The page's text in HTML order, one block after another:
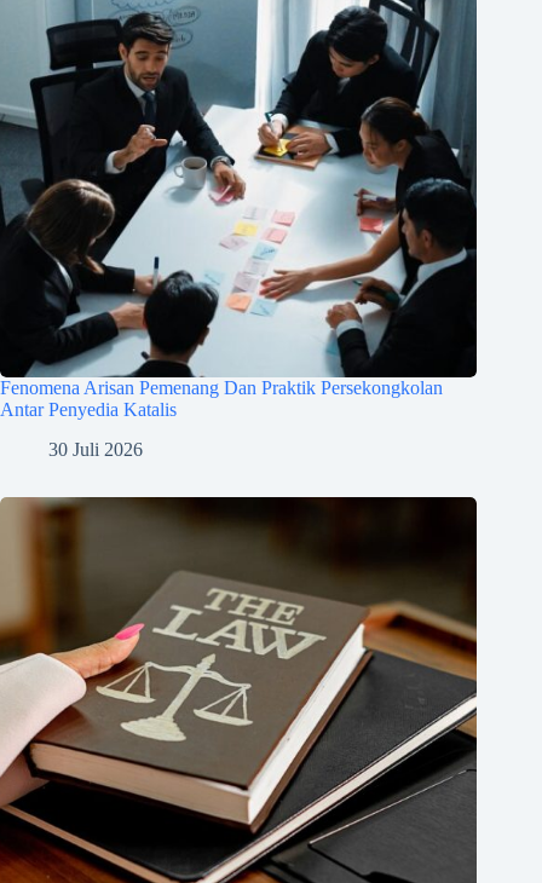
Fenomena Arisan Pemenang Dan Praktik Persekongkolan
Antar Penyedia Katalis
30 Juli 2026